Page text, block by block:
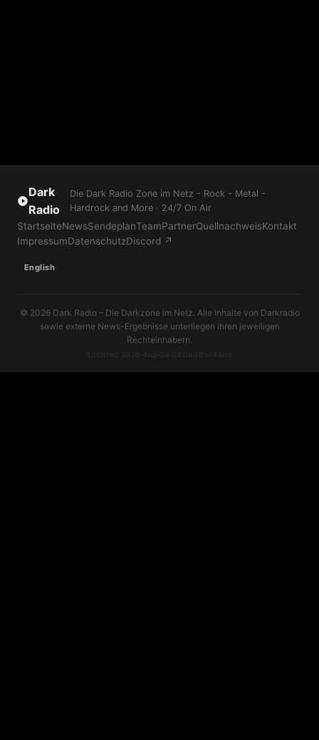
Dark
Radio
Die Dark Radio Zone im Netz - Rock - Metal -
Hardrock and More · 24/7 On Air
StartseiteNewsSendeplanTeamPartnerQuellnachweisKontakt
ImpressumDatenschutzDiscord ↗
English
© 2026 Dark Radio – Die Darkzone im Netz. Alle Inhalte von Darkradio
sowie externe News-Ergebnisse unterliegen ihren jeweiligen
Rechteinhabern.
Updated: 2026-Aug-06 08:06:28 in 48ms